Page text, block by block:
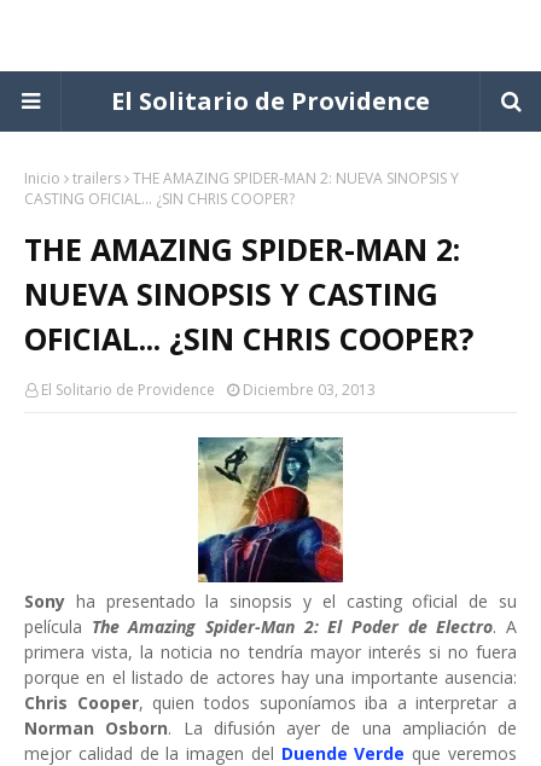
El Solitario de Providence
Inicio trailers THE AMAZING SPIDER-MAN 2: NUEVA SINOPSIS Y
CASTING OFICIAL... ¿SIN CHRIS COOPER?
THE AMAZING SPIDER-MAN 2:
NUEVA SINOPSIS Y CASTING
OFICIAL... ¿SIN CHRIS COOPER?
El Solitario de Providence Diciembre 03, 2013
Sony ha presentado la sinopsis y el casting oficial de su
película The Amazing Spider-Man 2: El Poder de Electro. A
primera vista, la noticia no tendría mayor interés si no fuera
porque en el listado de actores hay una importante ausencia:
Chris Cooper, quien todos suponíamos iba a interpretar a
Norman Osborn. La difusión ayer de una ampliación de
mejor calidad de la imagen del Duende Verde que veremos